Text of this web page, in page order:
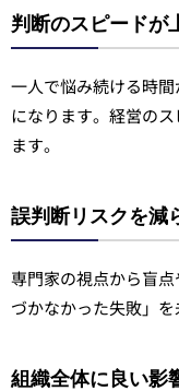
判断のスピードが
一人で悩み続ける時
になります。経営の
ます。
誤判断リスクを減
専門家の視点から盲
づかなかった失敗」を
組織全体に良い影